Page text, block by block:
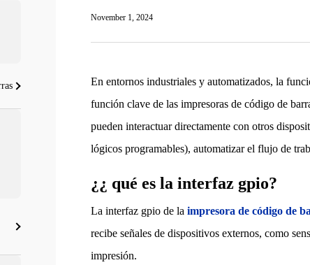
November 1, 2024
En entornos industriales y automatizados, la
función clave de las impresoras de código de
pueden interactuar directamente con otros
lógicos programables), automatizar el flujo de
¿¿ qué es la interfaz gpio?
La interfaz gpio de laimpresora de código de
recibe señales de dispositivos externos, como
impresión.